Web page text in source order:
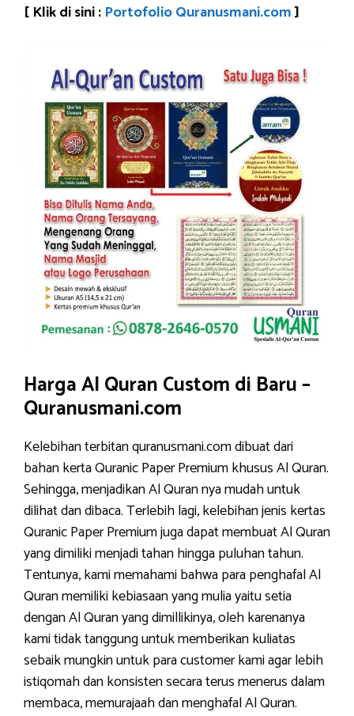
[ Klik di sini : Portofolio Quranusmani.com]
Harga Al Quran Custom di Baru –
Quranusmani.com
Kelebihan terbitan quranusmani.com dibuat dari
bahan kerta Quranic Paper Premium khusus Al Quran.
Sehingga, menjadikan Al Quran nya mudah untuk
dilihat dan dibaca. Terlebih lagi, kelebihan jenis kertas
Quranic Paper Premium juga dapat membuat Al Quran
yang dimiliki menjadi tahan hingga puluhan tahun.
Tentunya, kami memahami bahwa para penghafal Al
Quran memiliki kebiasaan yang mulia yaitu setia
dengan Al Quran yang dimillikinya, oleh karenanya
kami tidak tanggung untuk memberikan kuliatas
sebaik mungkin untuk para customer kami agar lebih
istiqomah dan konsisten secara terus menerus dalam
membaca, memurajaah dan menghafal Al Quran.